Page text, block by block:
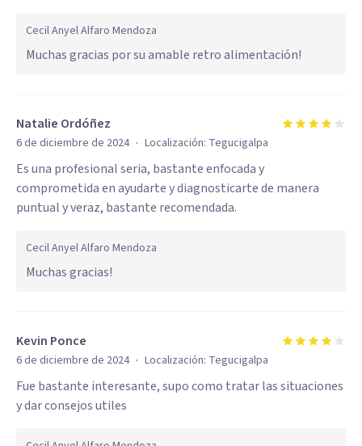
Cecil Anyel Alfaro Mendoza
Muchas gracias por su amable retro alimentación!
Natalie Ordóñez
6 de diciembre de 2024 · Localización: Tegucigalpa
Es una profesional seria, bastante enfocada y
comprometida en ayudarte y diagnosticarte de manera
puntual y veraz, bastante recomendada.
Cecil Anyel Alfaro Mendoza
Muchas gracias!
Kevin Ponce
6 de diciembre de 2024 · Localización: Tegucigalpa
Fue bastante interesante, supo como tratar las situaciones
y dar consejos utiles